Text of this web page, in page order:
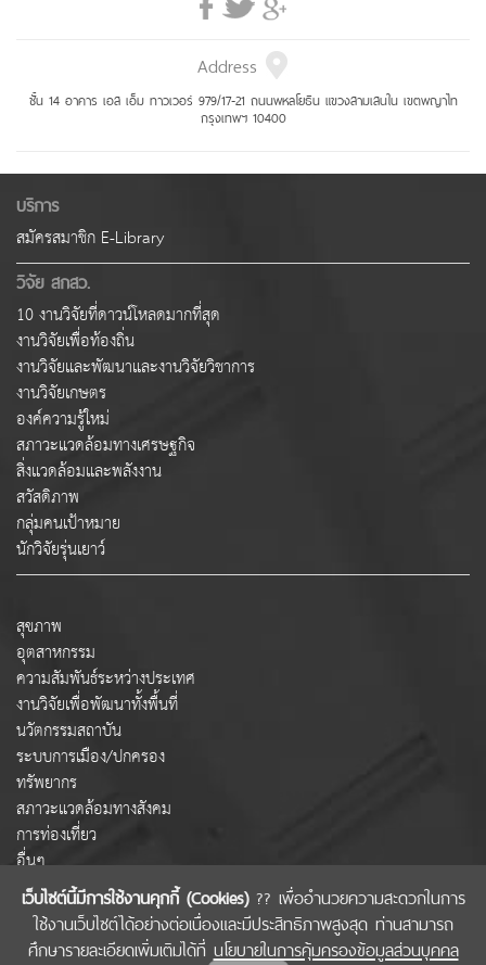
เว็บไซต์นี้มีการใช้งานคุกกี้ (Cookies)?? เพื่ออำนวยความสะดวกในการ
ใช้งานเว็บไซต์ได้อย่างต่อเนื่องและมีประสิทธิภาพสูงสุด ท่านสามารถ
ศึกษารายละเอียดเพิ่มเติมได้ที่ นโยบายในการคุ้มครองข้อมูลส่วนบุคคล
Address
ชั้น 14 อาคาร เอส เอ็ม ทาวเวอร์ 979/17-21 ถนนพหลโยธิน แขวงสามเสนใน เขตพญาไท
กรุงเทพฯ 10400
บริการ
สมัครสมาชิก E-Library
วิจัย สกสว.
10 งานวิจัยที่ดาวน์โหลดมากที่สุด
งานวิจัยเพื่อท้องถิ่น
งานวิจัยและพัฒนาและงานวิจัยวิชาการ
งานวิจัยเกษตร
องค์ความรู้ใหม่
สภาวะแวดล้อมทางเศรษฐกิจ
สิ่งแวดล้อมและพลังงาน
สวัสดิภาพ
กลุ่มคนเป้าหมาย
นักวิจัยรุ่นเยาว์
สุขภาพ
อุตสาหกรรม
ความสัมพันธ์ระหว่างประเทศ
งานวิจัยเพื่อพัฒนาทั้งพื้นที่
นวัตกรรมสถาบัน
ระบบการเมือง/ปกครอง
ทรัพยากร
สภาวะแวดล้อมทางสังคม
การท่องเที่ยว
อื่นๆ
COPYRIGHT © 2022 สำนักงานคณะกรรมการส่งเสริมวิทยาศาสตร์ วิจัยและนวัตกรรม